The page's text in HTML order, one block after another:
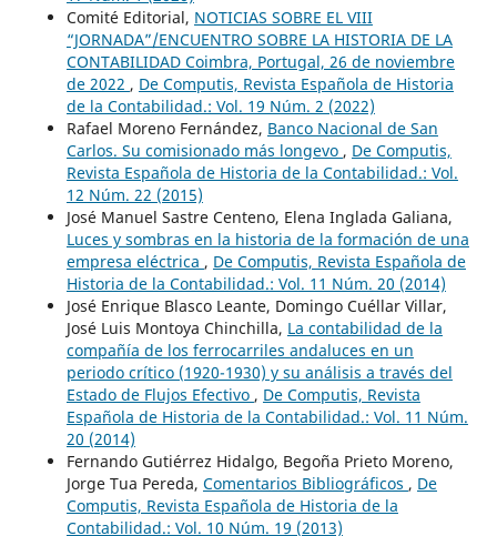
Comité Editorial, NOTICIAS SOBRE EL VIII
“JORNADA”/ENCUENTRO SOBRE LA HISTORIA DE LA
CONTABILIDAD Coimbra, Portugal, 26 de noviembre
de 2022 , De Computis, Revista Española de Historia
de la Contabilidad.: Vol. 19 Núm. 2 (2022)
Rafael Moreno Fernández, Banco Nacional de San
Carlos. Su comisionado más longevo , De Computis,
Revista Española de Historia de la Contabilidad.: Vol.
12 Núm. 22 (2015)
José Manuel Sastre Centeno, Elena Inglada Galiana,
Luces y sombras en la historia de la formación de una
empresa eléctrica , De Computis, Revista Española de
Historia de la Contabilidad.: Vol. 11 Núm. 20 (2014)
José Enrique Blasco Leante, Domingo Cuéllar Villar,
José Luis Montoya Chinchilla, La contabilidad de la
compañía de los ferrocarriles andaluces en un
periodo crítico (1920-1930) y su análisis a través del
Estado de Flujos Efectivo , De Computis, Revista
Española de Historia de la Contabilidad.: Vol. 11 Núm.
20 (2014)
Fernando Gutiérrez Hidalgo, Begoña Prieto Moreno,
Jorge Tua Pereda, Comentarios Bibliográficos , De
Computis, Revista Española de Historia de la
Contabilidad.: Vol. 10 Núm. 19 (2013)